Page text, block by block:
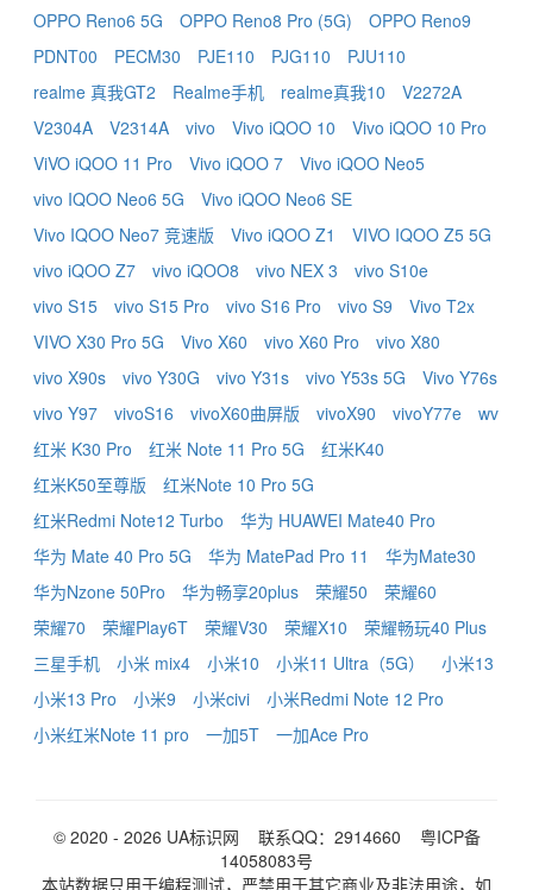
OPPO Reno6 5G
OPPO Reno8 Pro (5G)
OPPO Reno9
PDNT00
PECM30 PJE110 PJG110
PJU110
realme 真我GT2
Realme手机 realme真我10
V2272A
V2304A
V2314A vivo Vivo iQOO 10
Vivo iQOO 10 Pro
ViVO iQOO 11 Pro
Vivo iQOO 7
Vivo iQOO Neo5
vivo IQOO Neo6 5G
Vivo iQOO Neo6 SE
Vivo IQOO Neo7 竞速版
Vivo iQOO Z1
VIVO IQOO Z5 5G
vivo iQOO Z7
vivo iQOO8 vivo NEX 3
vivo S10e
vivo S15
vivo S15 Pro vivo S16 Pro vivo S9
Vivo T2x
VIVO X30 Pro 5G
Vivo X60 vivo X60 Pro
vivo X80
vivo X90s
vivo Y30G vivo Y31s vivo Y53s 5G
Vivo Y76s
vivo Y97
vivoS16 vivoX60曲屏版 vivoX90 vivoY77e
wv
红米 K30 Pro
红米 Note 11 Pro 5G
红米K40
红米K50至尊版
红米Note 10 Pro 5G
红米Redmi Note12 Turbo
华为 HUAWEI Mate40 Pro
华为 Mate 40 Pro 5G
华为 MatePad Pro 11
华为Mate30
华为Nzone 50Pro
华为畅享20plus 荣耀50
荣耀60
荣耀70
荣耀Play6T 荣耀V30 荣耀X10
荣耀畅玩40 Plus
三星手机
小米 mix4 小米10 小米11 Ultra（5G）
小米13
小米13 Pro
小米9 小米civi
小米Redmi Note 12 Pro
小米红米Note 11 pro
一加5T 一加Ace Pro
© 2020 - 2026 UA标识网 联系QQ：2914660 粤ICP备
14058083号
本站数据只用于编程测试，严禁用于其它商业及非法用途，如